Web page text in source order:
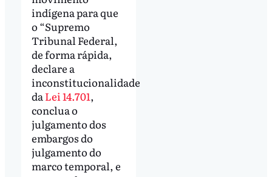
indígena para que
o “Supremo
Tribunal Federal,
de forma rápida,
declare a
inconstitucionalidade
daLei 14.701,
conclua o
julgamento dos
embargos do
julgamento do
marco temporal, e